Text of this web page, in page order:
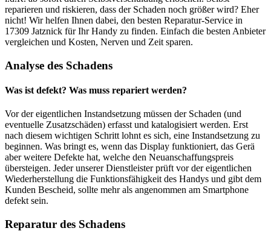
reparieren und riskieren, dass der Schaden noch größer wird? Eher
nicht! Wir helfen Ihnen dabei, den besten Reparatur-Service in
17309 Jatznick für Ihr Handy zu finden. Einfach die besten Anbieter
vergleichen und Kosten, Nerven und Zeit sparen.
Analyse des Schadens
Was ist defekt? Was muss repariert werden?
Vor der eigentlichen Instandsetzung müssen der Schaden (und
eventuelle Zusatzschäden) erfasst und katalogisiert werden. Erst
nach diesem wichtigen Schritt lohnt es sich, eine Instandsetzung zu
beginnen. Was bringt es, wenn das Display funktioniert, das Gerä
aber weitere Defekte hat, welche den Neuanschaffungspreis
übersteigen. Jeder unserer Dienstleister prüft vor der eigentlichen
Wiederherstellung die Funktionsfähigkeit des Handys und gibt dem
Kunden Bescheid, sollte mehr als angenommen am Smartphone
defekt sein.
Reparatur des Schadens